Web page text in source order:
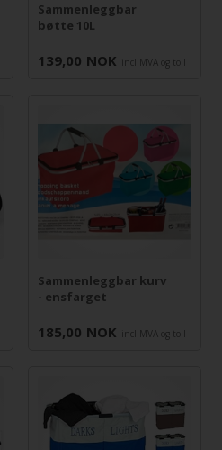
Sammenleggbar
bøtte 10L
139,00 NOK incl MVA og toll
Sammenleggbar kurv
- ensfarget
185,00 NOK incl MVA og toll